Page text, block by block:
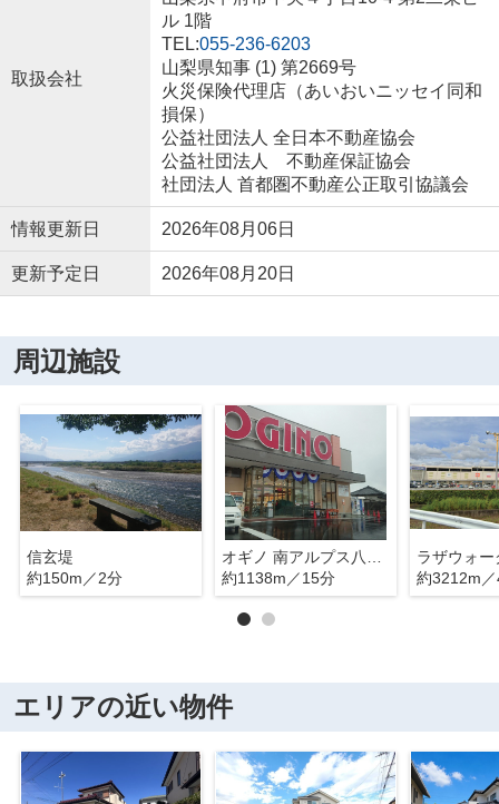
取扱会社
ル 1階
TEL:055-236-6203
山梨県知事 (1) 第2669号
火災保険代理店（あいおいニッセイ同和
損保）
公益社団法人 全日本不動産協会
公益社団法人 不動産保証協会
社団法人 首都圏不動産公正取引協議会
情報更新日 2026年08月06日
更新予定日 2026年08月20日
周辺施設
信玄堤
約150m／2分
約1138m／15分
ラザウォ
約3212m
エリアの近い物件